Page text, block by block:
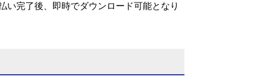
い完了後、即時でダウンロード可能となり